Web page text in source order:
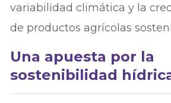
variabilidad climática y la
de productos agrícolas
Una apuesta por la
sostenibilidad